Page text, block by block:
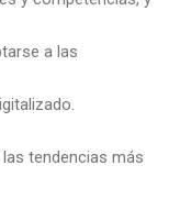
a las
tendencias más